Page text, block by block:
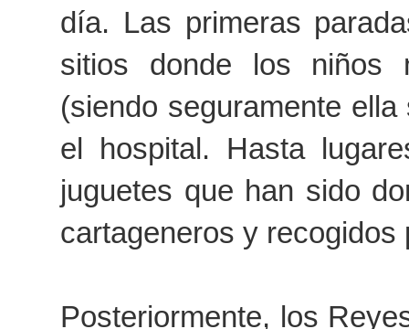
día. Las primeras
sitios donde los niños
(siendo seguramente
el hospital. Hasta
juguetes que han sido
cartageneros y
Posteriormente, los